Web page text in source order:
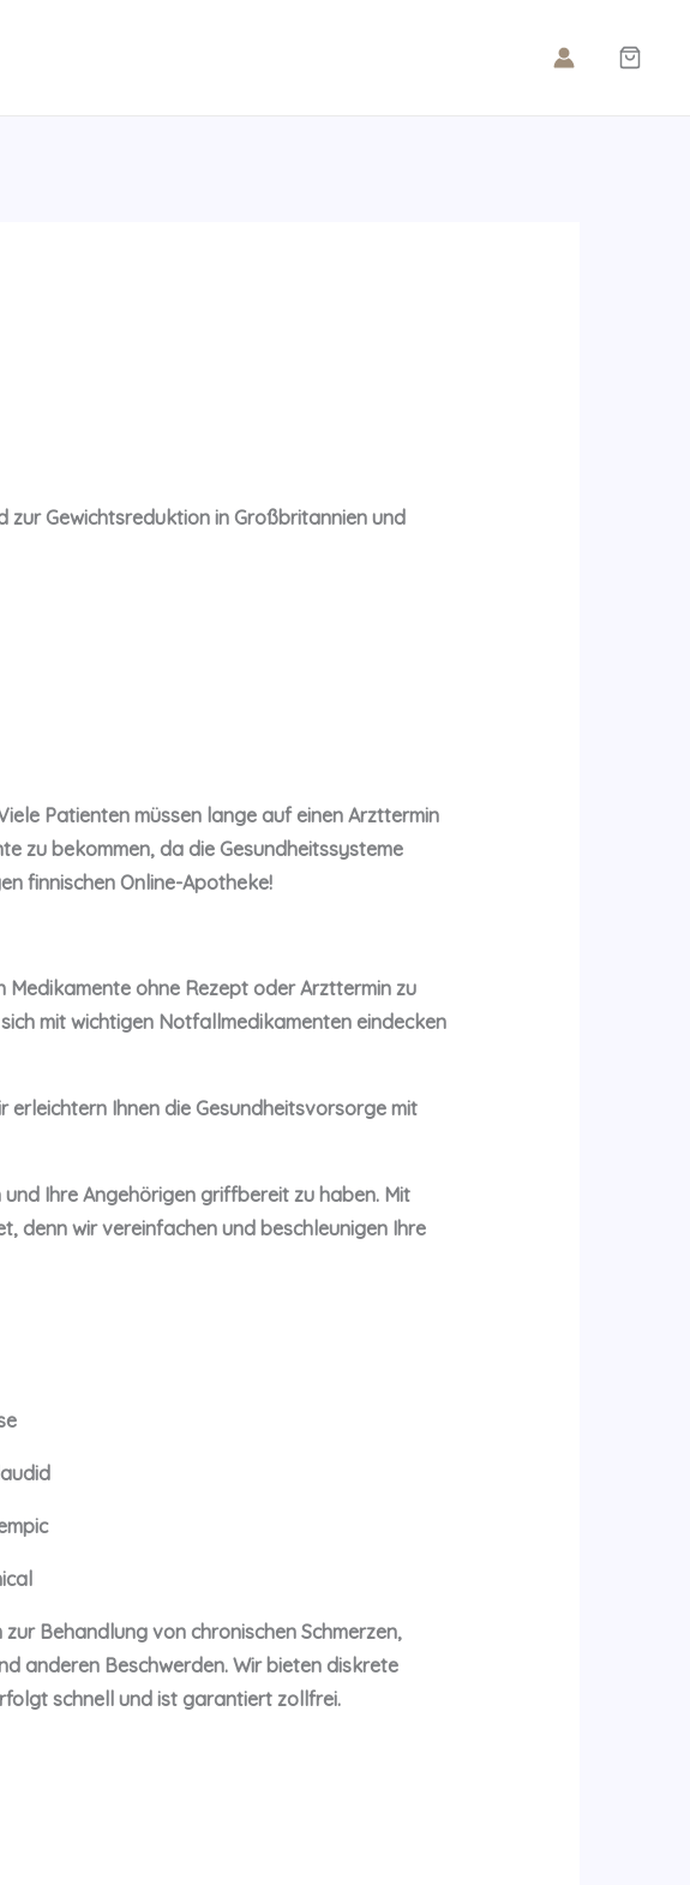
zur Gewichtsreduktion in Großbritannien und
Patienten müssen lange auf einen Arzttermin
zu bekommen, da die Gesundheitssysteme
finnischen Online-Apotheke!
ohne Rezept oder Arzttermin zu
mit wichtigen Notfallmedikamenten eindecken
erleichtern Ihnen die Gesundheitsvorsorge mit
Ihre Angehörigen griffbereit zu haben. Mit
denn wir vereinfachen und beschleunigen Ihre
Behandlung von chronischen Schmerzen,
anderen Beschwerden. Wir bieten diskrete
schnell und ist garantiert zollfrei.